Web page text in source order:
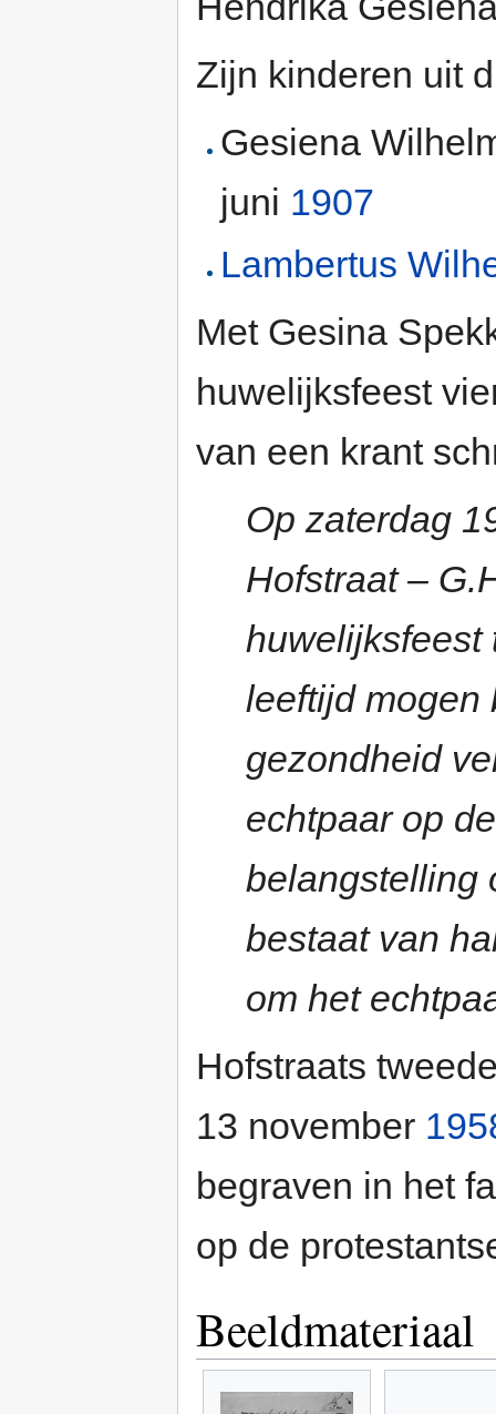
Zijn kinderen uit
Gesiena
juni 1907
Lambertus
Met Gesina
huwelijksfeest
van een krant
Op zaterdag
Hofstraat –
huwelijksfeest
leeftijd mogen
gezondheid
echtpaar op
belangstelling
bestaat van
om het
Hofstraats
13 november
begraven in het
op de
Beeldmateriaal